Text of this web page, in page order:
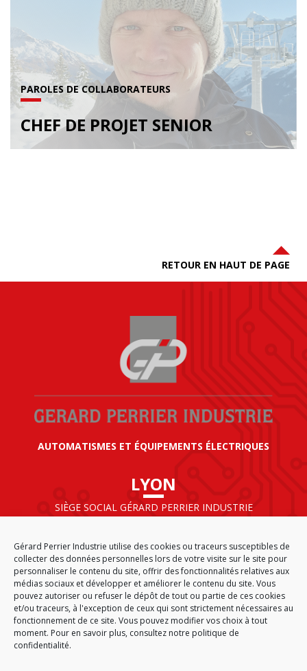
Gérard Perrier Industrie utilise des cookies ou traceurs susceptibles de
collecter des données personnelles lors de votre visite sur le site pour
personnaliser le contenu du site, offrir des fonctionnalités relatives aux
médias sociaux et développer et améliorer le contenu du site. Vous
pouvez autoriser ou refuser le dépôt de tout ou partie de ces cookies
et/ou traceurs, à l'exception de ceux qui sont strictement nécessaires au
fonctionnement de ce site. Vous pouvez modifier vos choix à tout
moment. Pour en savoir plus, consultez notre politique de
confidentialité.
PAROLES DE COLLABORATEURS
CHEF DE PROJET SENIOR
RETOUR EN HAUT DE PAGE
AUTOMATISMES ET ÉQUIPEMENTS ÉLECTRIQUES
LYON
SIÈGE SOCIAL GÉRARD PERRIER INDUSTRIE
69125 LYON AÉROPORT SAINT EXUPÉRY
FRANCE
ACCUEIL CGA PLAN DU SITE
MENTIONS LÉGALES
DONNÉES PERSONNELLES